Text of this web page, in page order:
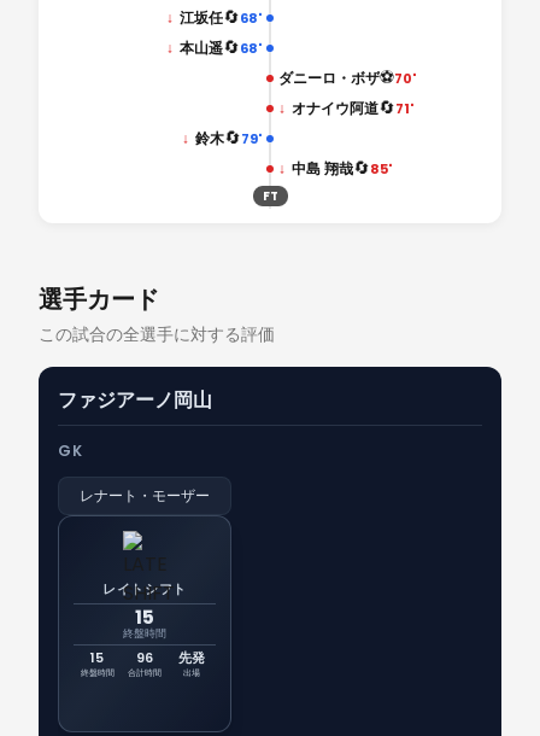
68'
🔄
↓ 江坂任
68'
🔄
↓ 本山遥
ダニーロ・ボザ⚽70'
↓ オナイウ阿道🔄71'
79'
🔄
↓ 鈴木
↓ 中島 翔哉🔄85'
FT
選手カード
この試合の全選手に対する評価
ファジアーノ岡山
GK
レナート・モーザー
レイトシフト
15
終盤時間
15
終盤時間
96
合計時間
先発
出場